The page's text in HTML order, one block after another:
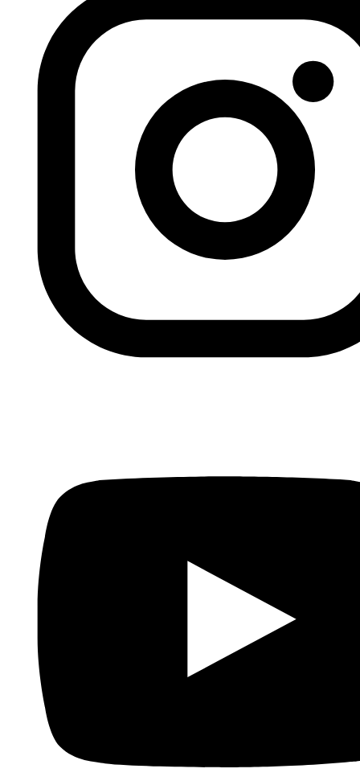
Lina Ghaibeh (Líbano) es ilustradora y autora de cómics.
Ha trabajado en la televisión como autora de
animaciones durante 15 años y ha participado en
numerosos festivales y exposiciones. Es docente en el
departamento de Arquitectura y Diseño de la Universidad
Americana de Beirut, donde fundó la sección de medios y
animación digital. Imparte cursos de diseño gráfico, stop
motion, animación y diseño de medios interactivos.
Issam Smiri (Túnez) es uno de los máximos
representantes de la escena tunecina del cómic,
especialmente fértil comparada con el resto del mundo
árabe en general y el Magreb en particular. Trabaja como
freelance y es colaborador habitual de la revista Lab619,
publicación de referencia en el país con dos números
anuales desde 2013. Esta revista da cabida a todo tipo
de estilos artísticos e historias, tanto en francés como